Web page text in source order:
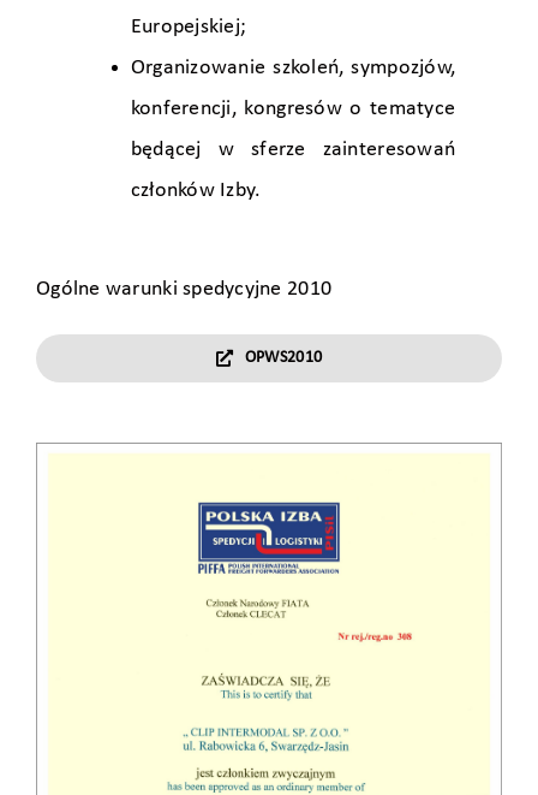
Europejskiej;
Organizowanie szkoleń, sympozjów,
konferencji, kongresów o tematyce
będącej w sferze zainteresowań
członków Izby.
Ogólne warunki spedycyjne 2010
OPWS2010